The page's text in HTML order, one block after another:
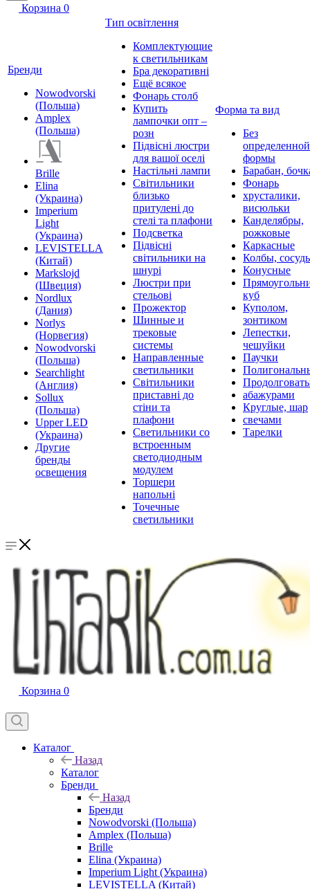
Корзина 0
Бренди
Nowodvorski
(Польша)
Amplex
(Польша)
Brille
Elina
(Украина)
Imperium
Light
(Украина)
LEVISTELLA
(Китай)
Markslojd
(Швеция)
Nordlux
(Дания)
Norlys
(Норвегия)
Nowodvorski
(Польша)
Searchlight
(Англия)
Sollux
(Польша)
Upper LED
(Украина)
Другие
бренды
освещения
Тип освітлення
Комплектующие
к светильникам
Бра декоративні
Ещё всякое
Фонарь столб
Купить
лампочки опт –
розн
Підвісні люстри
для вашої оселі
Настільні лампи
Світильники
близько
притулені до
стелі та плафони
Подсветка
Підвісні
світильники на
шнурі
Люстри при
стельові
Прожектор
Шинные и
трековые
системы
Направленные
светильники
Світильники
приставні до
стіни та
плафони
Светильники со
встроенным
светодиодным
модулем
Торшери
напольні
Точечные
светильники
Форма та вид
Без
определенной
формы
Барабан,
Фонарь
хрусталики,
висюльки
Канделябры,
рожковые
Каркасные
Колбы,
Конусные
куб
Куполом,
зонтиком
Лепестки,
чешуйки
Паучки
абажурами
Круглые, шар
свечами
Тарелки
Корзина 0
Каталог
Назад
Каталог
Бренди
Назад
Бренди
Nowodvorski (Польша)
Amplex (Польша)
Brille
Elina (Украина)
Imperium Light (Украина)
LEVISTELLA (Китай)